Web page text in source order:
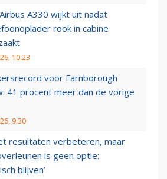
A330 wijkt uit nadat
rook in cabine
10:23
voor Farnborough
41 procent meer dan de vorige
9:30
resultaten verbeteren, maar
is geen optie:
blijven’